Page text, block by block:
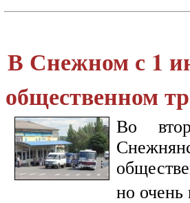
В Снежном с 1
общественном
Во
но